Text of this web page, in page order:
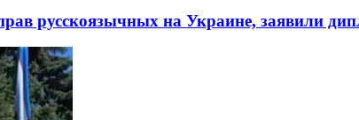
русскоязычных на Украине, заявили